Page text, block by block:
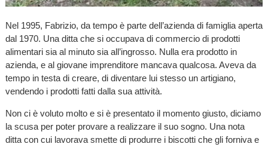
Nel 1995, Fabrizio, da tempo è parte dell’azienda di famiglia aperta
dal 1970. Una ditta che si occupava di commercio di prodotti
alimentari sia al minuto sia all’ingrosso. Nulla era prodotto in
azienda, e al giovane imprenditore mancava qualcosa. Aveva da
tempo in testa di creare, di diventare lui stesso un artigiano,
vendendo i prodotti fatti dalla sua attività.
Non ci è voluto molto e si è presentato il momento giusto, diciamo
la scusa per poter provare a realizzare il suo sogno. Una nota
ditta con cui lavorava smette di produrre i biscotti che gli forniva e